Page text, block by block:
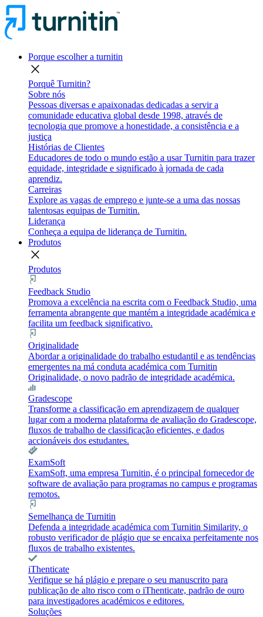
Porque escolher a turnitin
close
Porquê Turnitin?
Sobre nós
Pessoas diversas e apaixonadas dedicadas a servir a
comunidade educativa global desde 1998, através de
tecnologia que promove a honestidade, a consistência e a
justiça
Histórias de Clientes
Educadores de todo o mundo estão a usar Turnitin para trazer
equidade, integridade e significado à jornada de cada
aprendiz.
Carreiras
Explore as vagas de emprego e junte-se a uma das nossas
talentosas equipas de Turnitin.
Liderança
Conheça a equipa de liderança de Turnitin.
Produtos
close
Produtos
Feedback Studio
Promova a excelência na escrita com o Feedback Studio, uma
ferramenta abrangente que mantém a integridade académica e
facilita um feedback significativo.
Originalidade
Abordar a originalidade do trabalho estudantil e as tendências
emergentes na má conduta académica com Turnitin
Originalidade, o novo padrão de integridade académica.
Gradescope
Transforme a classificação em aprendizagem de qualquer
lugar com a moderna plataforma de avaliação do Gradescope,
fluxos de trabalho de classificação eficientes, e dados
accionáveis dos estudantes.
ExamSoft
ExamSoft, uma empresa Turnitin, é o principal fornecedor de
software de avaliação para programas no campus e programas
remotos.
Semelhança de Turnitin
Defenda a integridade académica com Turnitin Similarity, o
robusto verificador de plágio que se encaixa perfeitamente nos
fluxos de trabalho existentes.
iThenticate
Verifique se há plágio e prepare o seu manuscrito para
publicação de alto risco com o iThenticate, padrão de ouro
para investigadores académicos e editores.
Soluções